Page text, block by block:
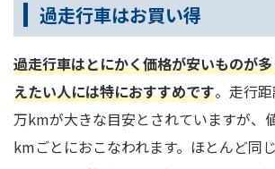
過走行車はお買い得
過走行車はとにかく価格が安いものが
えたい人には特におすすめです。走行
万kmが大きな目安とされていますが、
kmごとにおこなわれます。ほとんど同